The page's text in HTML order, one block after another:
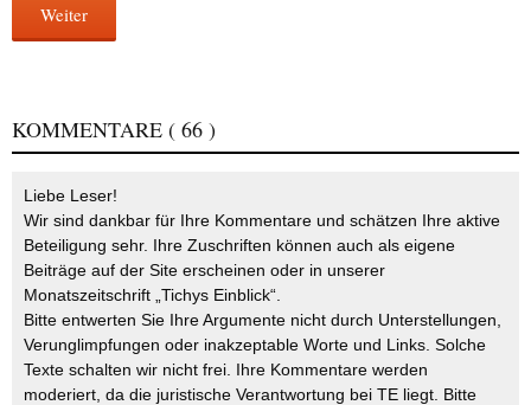
Weiter
KOMMENTARE ( 66 )
Liebe Leser!
Wir sind dankbar für Ihre Kommentare und schätzen Ihre aktive
Beteiligung sehr. Ihre Zuschriften können auch als eigene
Beiträge auf der Site erscheinen oder in unserer
Monatszeitschrift „Tichys Einblick“.
Bitte entwerten Sie Ihre Argumente nicht durch Unterstellungen,
Verunglimpfungen oder inakzeptable Worte und Links. Solche
Texte schalten wir nicht frei. Ihre Kommentare werden
moderiert, da die juristische Verantwortung bei TE liegt. Bitte